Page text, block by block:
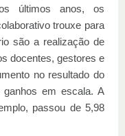
últimos anos, os
trouxe para
são a realização de
docentes, gestores e
no resultado do
ganhos em escala. A
passou de 5,98